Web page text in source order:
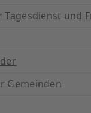
und
Gemeinden